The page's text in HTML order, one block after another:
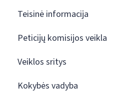
Teisinė informacija
Peticijų komisijos veikla
Veiklos sritys
Kokybės vadyba